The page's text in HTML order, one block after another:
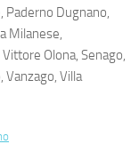
Paderno Dugnano,
Milanese,
Vittore Olona, Senago,
Vanzago, Villa